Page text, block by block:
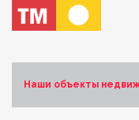
Наши объекты